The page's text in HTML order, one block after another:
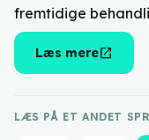
fremtidige
Læs mereopen_in_new
LÆS PÅ ET ANDET